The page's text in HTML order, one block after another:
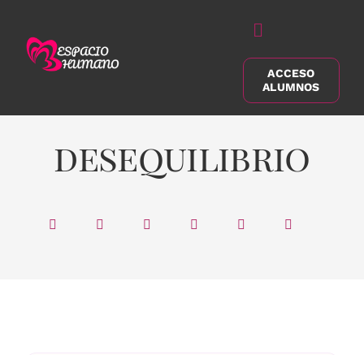
contenido
Alternar
navegación
Buscar:
ACCESO
ALUMNOS
desequilibrio